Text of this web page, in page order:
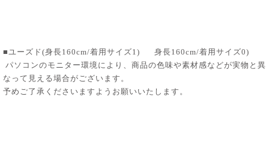
■ユーズド(身長160cm/着用サイズ1)
身長160cm/着用サイズ0)
パソコンのモニター環境により、商品の色味や素材感などが実物と異
なって見える場合がございます。
予めご了承くださいますようお願いいたします。